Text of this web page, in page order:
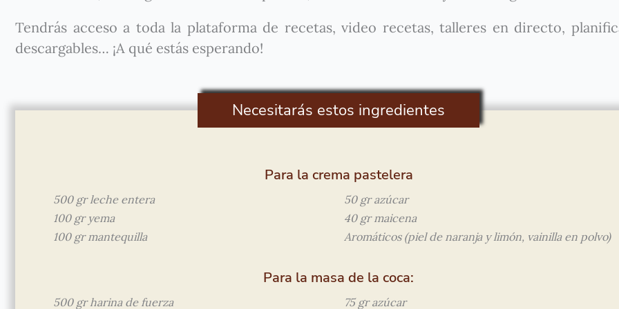
Tendrás acceso a toda la plataforma de recetas, video recetas, talleres en directo,
descargables… ¡A qué estás esperando!
Necesitarás estos ingredientes
Para la crema pastelera
500 gr leche entera
50 gr azúcar
100 gr yema
40 gr maicena
100 gr mantequilla
Aromáticos (piel de naranja y limón, vainilla en polvo)
Para la masa de la coca:
500 gr harina de fuerza 75 gr azúcar